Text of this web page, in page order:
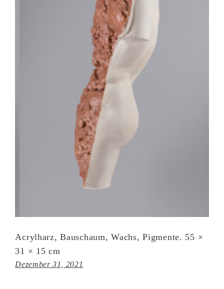
Acrylharz, Bauschaum, Wachs, Pigmente. 55 ×
31 × 15 cm
Dezember 31, 2021